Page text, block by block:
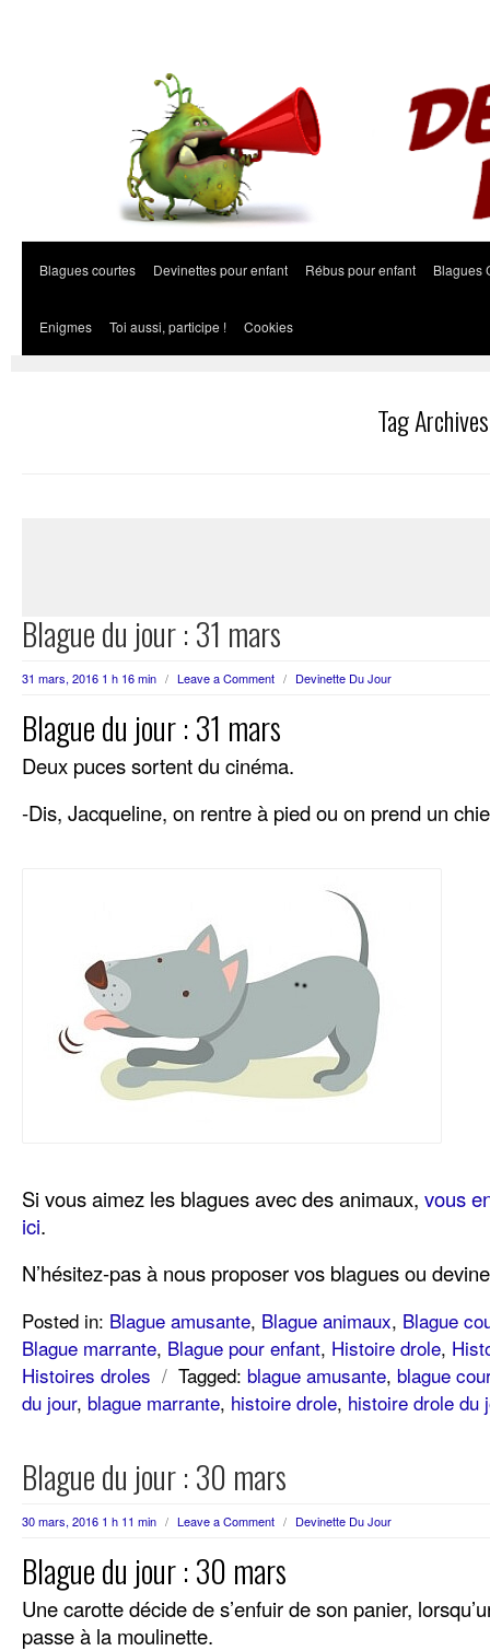
Blagues courtes Devinettes pour enfant Rébus pour enfant Blagues
Enigmes Toi aussi, participe ! Cookies
Tag
Blague du jour : 31 mars
31 mars, 2016 1 h 16 min / Leave a Comment / Devinette Du Jour
Blague du jour : 31 mars
Deux puces sortent du cinéma.
-Dis, Jacqueline, on rentre à pied ou on prend un
Si vous aimez les blagues avec des animaux, vous
ici.
N’hésitez-pas à nous proposer vos blagues ou
Posted in: Blague amusante, Blague animaux, Blague
Blague marrante, Blague pour enfant, Histoire drole,
Histoires droles / Tagged: blague amusante, blague
du jour, blague marrante, histoire drole, histoire drole du
Blague du jour : 30 mars
30 mars, 2016 1 h 11 min / Leave a Comment / Devinette Du Jour
Blague du jour : 30 mars
Une carotte décide de s’enfuir de son panier,
passe à la moulinette.